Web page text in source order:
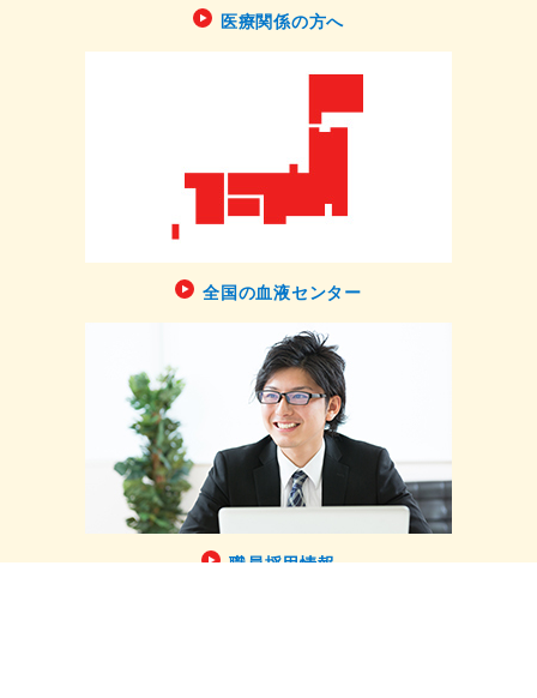
医療関係の方へ
全国の血液センター
職員採用情報